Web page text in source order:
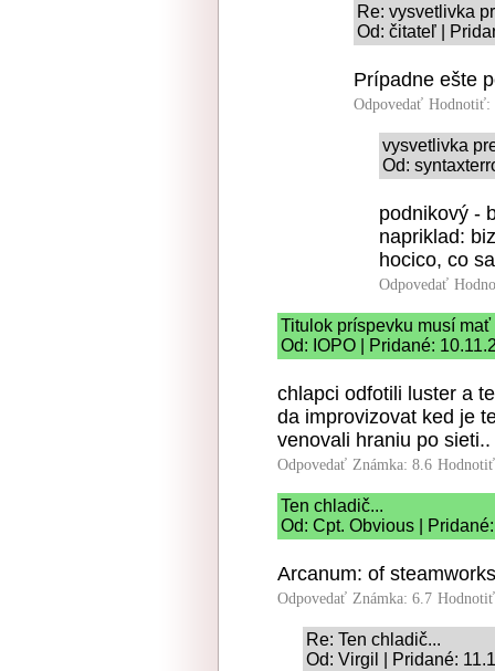
Re: vysvetlivka
Od: čitateľ |
Prípadne ešte
Odpovedať Hodnotiť:
vysvetlivka
Od:
podnikový -
napriklad:
hocico, co
Odpovedať
Titulok príspevku musí
Od: IOPO | Pridané:
chlapci odfotili luster a
da improvizovat ked je
venovali hraniu po sieti..
Odpovedať Známka: 8.6
Ten chladič...
Od: Cpt. Obvious |
Arcanum: of
Odpovedať Známka: 6.7
Re: Ten chladič...
Od: Virgil | Pridané: